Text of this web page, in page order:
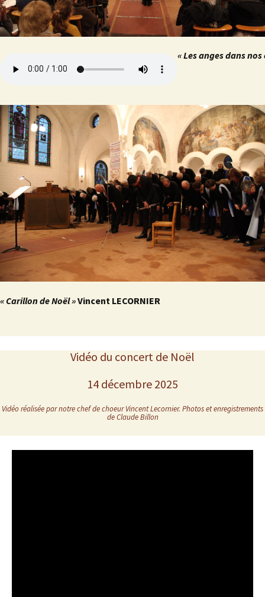
« Les anges dans
« Carillon de Noël »Vincent LECORNIER
Vidéo du concert de Noël
14 décembre 2025
Vidéo réalisée par notre chef de choeur Vincent Lecornier. Photos et enregistrements
de Claude Billon